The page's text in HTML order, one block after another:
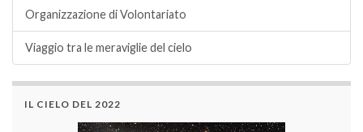
Organizzazione di Volontariato
Viaggio tra le meraviglie del cielo
IL CIELO DEL 2022